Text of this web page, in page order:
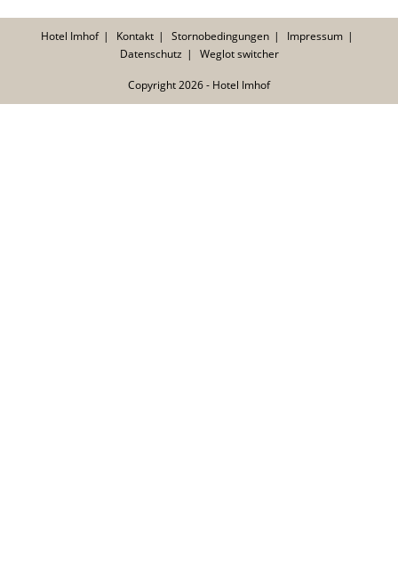
Hotel Imhof Kontakt Stornobedingungen
Impressum
Datenschutz
Weglot switcher
Copyright 2026 - Hotel Imhof